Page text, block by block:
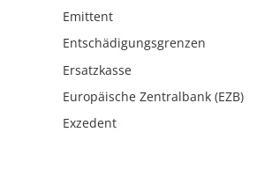
Emittent
Entschädigungsgrenzen
Ersatzkasse
Europäische Zentralbank (EZB)
Exzedent